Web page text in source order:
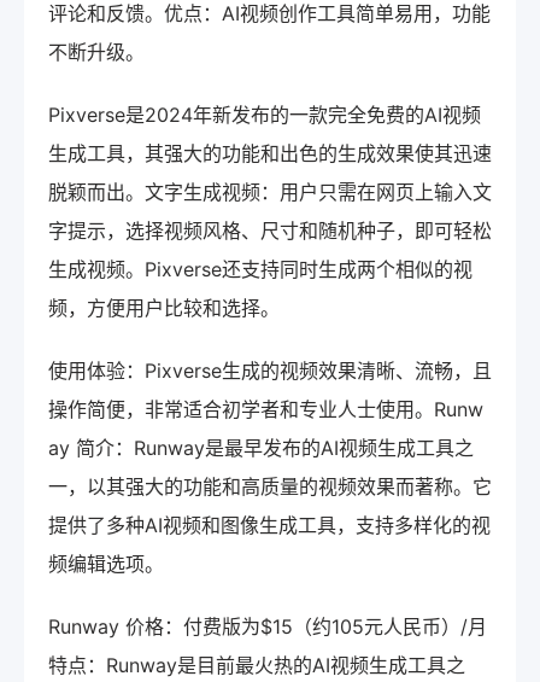
评论和反馈。优点：AI视频创作工具简单易用，功能
不断升级。
Pixverse是2024年新发布的一款完全免费的AI视频
生成工具，其强大的功能和出色的生成效果使其迅速
脱颖而出。文字生成视频：用户只需在网页上输入文
字提示，选择视频风格、尺寸和随机种子，即可轻松
生成视频。Pixverse还支持同时生成两个相似的视
频，方便用户比较和选择。
使用体验：Pixverse生成的视频效果清晰、流畅，且
操作简便，非常适合初学者和专业人士使用。Runw
ay 简介：Runway是最早发布的AI视频生成工具之
一，以其强大的功能和高质量的视频效果而著称。它
提供了多种AI视频和图像生成工具，支持多样化的视
频编辑选项。
Runway 价格：付费版为$15（约105元人民币）/月
特点：Runway是目前最火热的AI视频生成工具之